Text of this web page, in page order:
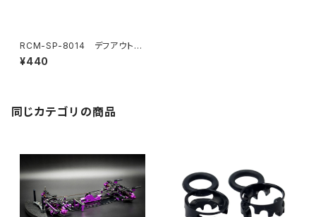
RCM-SP-8014 デフアウトド
ライブピンリテーナーOリング
(2)
¥440
同じカテゴリの商品